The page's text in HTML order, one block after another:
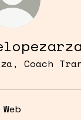
Coach
Web